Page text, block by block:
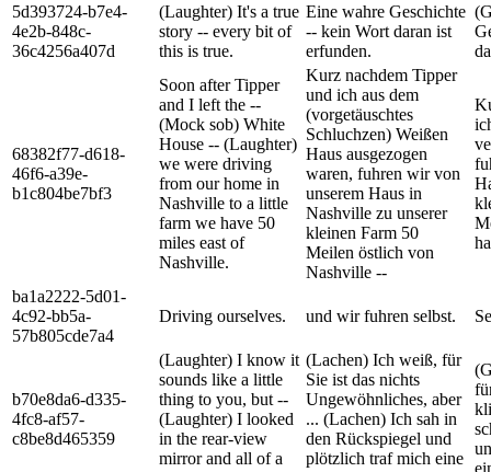
5d393724-b7e4-
4e2b-848c-
36c4256a407d
(Laughter) It's a true
story -- every bit of
this is true.
Eine wahre Geschichte
-- kein Wort daran ist
erfunden.
68382f77-d618-
46f6-a39e-
b1c804be7bf3
Soon after Tipper
and I left the --
(Mock sob) White
House -- (Laughter)
we were driving
from our home in
Nashville to a little
farm we have 50
miles east of
Nashville.
Kurz nachdem Tipper
und ich aus dem
(vorgetäuschtes
Schluchzen) Weißen
Haus ausgezogen
waren, fuhren wir von
unserem Haus in
Nashville zu unserer
kleinen Farm 50
Meilen östlich von
Nashville --
ba1a2222-5d01-
4c92-bb5a-
57b805cde7a4
Driving ourselves. und wir fuhren selbst.
b70e8da6-d335-
4fc8-af57-
c8be8d465359
(Laughter) I know it
sounds like a little
thing to you, but --
(Laughter) I looked
in the rear-view
mirror and all of a
(Lachen) Ich weiß, für
Sie ist das nichts
Ungewöhnliches, aber
... (Lachen) Ich sah in
den Rückspiegel und
plötzlich traf mich eine